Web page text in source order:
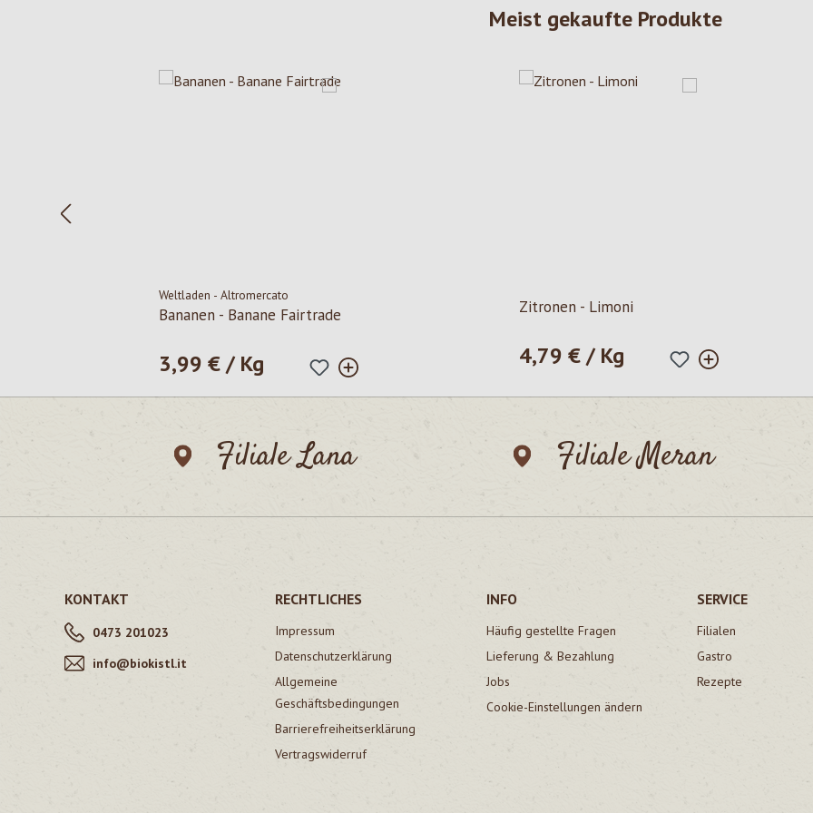
Meist gekaufte Produkte
Weltladen - Altromercato
Bananen - Banane Fairtrade
Regulärer Preis:
3,99 € / Kg
Zitronen - Limoni
Regulärer Preis:
4,79 € / Kg
Filiale Lana Filiale Meran
KONTAKT
0473 201023
info@biokistl.it
RECHTLICHES
Impressum
Datenschutzerklärung
Allgemeine
Geschäftsbedingungen
Barrierefreiheitserklärung
Vertragswiderruf
INFO
Häufig gestellte Fragen
Lieferung & Bezahlung
Jobs
Cookie-Einstellungen ändern
SERVICE
Filialen
Gastro
Rezepte